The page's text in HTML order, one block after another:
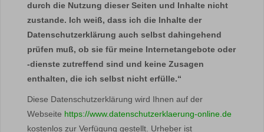
durch die Nutzung dieser Seiten und Inhalte nicht
zustande. Ich weiß, dass ich die Inhalte der
Datenschutzerklärung auch selbst dahingehend
prüfen muß, ob sie für meine Internetangebote oder
-dienste zutreffend sind und keine Zusagen
enthalten, die ich selbst nicht erfülle.“
Diese Datenschutzerklärung wird Ihnen auf der
Webseite https://www.datenschutzerklaerung-online.de
kostenlos zur Verfügung gestellt. Urheber ist